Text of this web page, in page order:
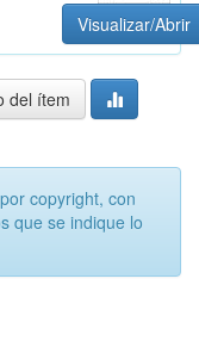
Visualizar/Abrir
del ítem
copyright, con
que se indique lo